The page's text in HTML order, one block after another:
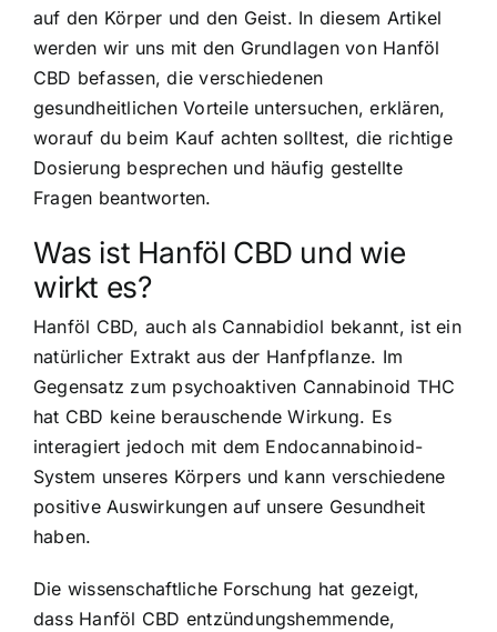
auf den Körper und den Geist. In diesem Artikel
werden wir uns mit den Grundlagen von Hanföl
CBD befassen, die verschiedenen
gesundheitlichen Vorteile untersuchen, erklären,
worauf du beim Kauf achten solltest, die richtige
Dosierung besprechen und häufig gestellte
Fragen beantworten.
Was ist Hanföl CBD und wie
wirkt es?
Hanföl CBD, auch als Cannabidiol bekannt, ist ein
natürlicher Extrakt aus der Hanfpflanze. Im
Gegensatz zum psychoaktiven Cannabinoid THC
hat CBD keine berauschende Wirkung. Es
interagiert jedoch mit dem Endocannabinoid-
System unseres Körpers und kann verschiedene
positive Auswirkungen auf unsere Gesundheit
haben.
Die wissenschaftliche Forschung hat gezeigt,
dass Hanföl CBD entzündungshemmende,